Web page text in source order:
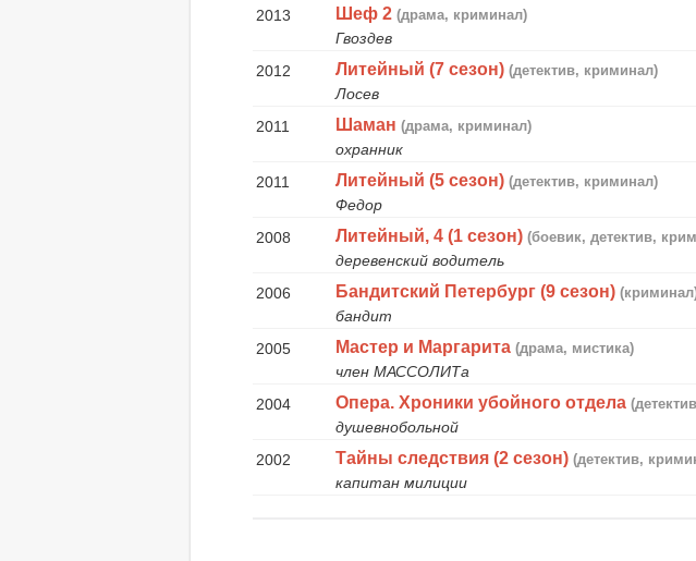
2013
Шеф 2 (драма, криминал)
Гвоздев
2012
Литейный (7 сезон) (детектив, криминал)
Лосев
2011
Шаман (драма, криминал)
охранник
2011
Литейный (5 сезон) (детектив, криминал)
Федор
2008
Литейный, 4 (1 сезон) (боевик, детектив,
деревенский водитель
2006
Бандитский Петербург (9 сезон)
бандит
2005
Мастер и Маргарита (драма, мистика)
член МАССОЛИТа
2004
Опера. Хроники убойного отдела
душевнобольной
2002
Тайны следствия (2 сезон) (детектив,
капитан милиции